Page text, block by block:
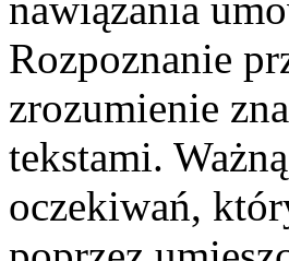
nawiązania
Rozpoznanie
zrozumienie
tekstami.
oczekiwań,